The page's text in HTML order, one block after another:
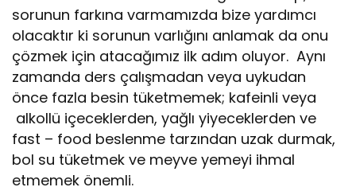
sorunun farkına varmamızda bize yardımcı
olacaktır ki sorunun varlığını anlamak da onu
çözmek için atacağımız ilk adım oluyor. Aynı
zamanda ders çalışmadan veya uykudan
önce fazla besin tüketmemek; kafeinli veya
alkollü içeceklerden, yağlı yiyeceklerden ve
fast – food beslenme tarzından uzak durmak,
bol su tüketmek ve meyve yemeyi ihmal
etmemek önemli.